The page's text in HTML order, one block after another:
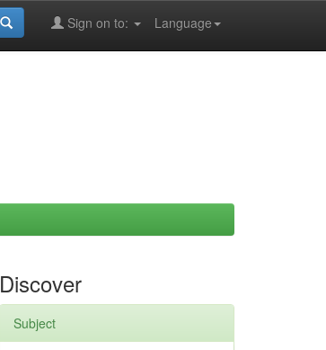
Language
Sign on to:
Discover
Subject